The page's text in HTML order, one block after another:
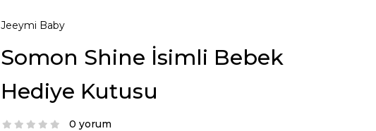
Jeeymi Baby
Somon Shine İsimli Bebek
Hediye Kutusu
0 yorum